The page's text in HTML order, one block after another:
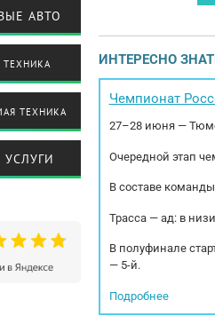
ИНТЕРЕСНО
Чемпионат
27–28 июня —
Очередной этап
В составе
Трасса — ад: в
В полуфинале
— 5-й.
Подробнее
АВТО
ТЕХНИКА
ТЕХНИКА